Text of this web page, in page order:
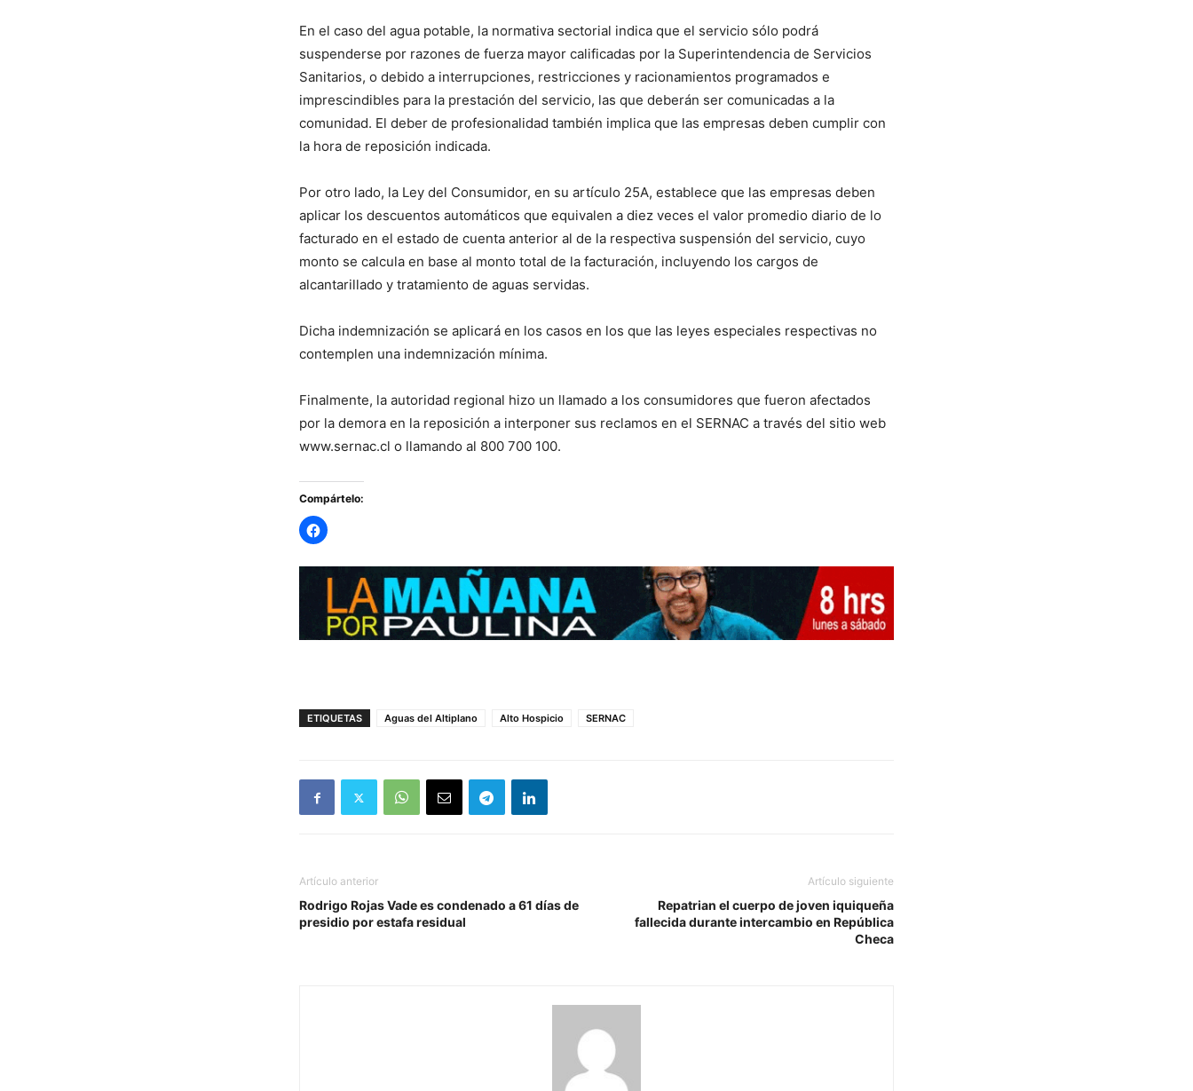
En el caso del agua potable, la normativa sectorial indica que el servicio sólo podrá
suspenderse por razones de fuerza mayor calificadas por la Superintendencia de Servicios
Sanitarios, o debido a interrupciones, restricciones y racionamientos programados e
imprescindibles para la prestación del servicio, las que deberán ser comunicadas a la
comunidad. El deber de profesionalidad también implica que las empresas deben cumplir con
la hora de reposición indicada.
Por otro lado, la Ley del Consumidor, en su artículo 25A, establece que las empresas deben
aplicar los descuentos automáticos que equivalen a diez veces el valor promedio diario de lo
facturado en el estado de cuenta anterior al de la respectiva suspensión del servicio, cuyo
monto se calcula en base al monto total de la facturación, incluyendo los cargos de
alcantarillado y tratamiento de aguas servidas.
Dicha indemnización se aplicará en los casos en los que las leyes especiales respectivas no
contemplen una indemnización mínima.
Finalmente, la autoridad regional hizo un llamado a los consumidores que fueron afectados
por la demora en la reposición a interponer sus reclamos en el SERNAC a través del sitio web
www.sernac.cl o llamando al 800 700 100.
Compártelo:
ETIQUETAS Aguas del Altiplano Alto Hospicio SERNAC
Artículo anterior
Rodrigo Rojas Vade es condenado a 61 días de
presidio por estafa residual
Artículo siguiente
Repatrian el cuerpo de joven iquiqueña
fallecida durante intercambio en República
Checa